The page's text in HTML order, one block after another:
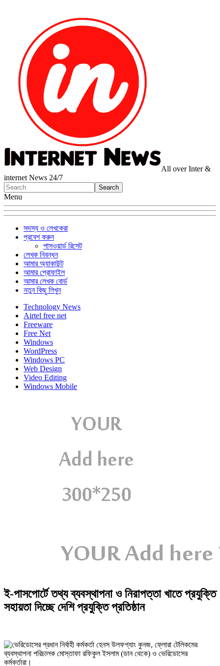
All over Inter &
internet News 24/7
Menu
সদস্য ও লেখকেরা
প্রবেশ করুন
পাসওয়ার্ড রিসেট
লেখক নিবন্ধন
আমার অ্যাকাউন্ট
আমার প্রোফাইল
আমার লেখক বোর্ড
নতুন কিছু লিখুন
Technology News
Airtel free net
Freeware
Free Net
Windows
WordPress
Windows PC
Web Design
Video Editing
Windows Mobile
ই-পাসপোর্টে তথ্য ব্যবস্থাপনা ও নিরাপত্তা খাতে প্রযুক্তি
সহায়তা দিচ্ছে দেশি প্রযুক্তি প্রতিষ্ঠান